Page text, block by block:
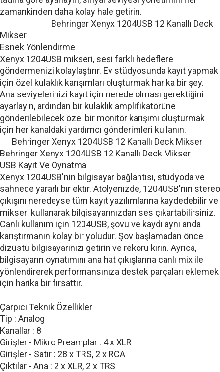
zamankinden daha kolay hale getirin.
Behringer Xenyx 1204USB 12 Kanallı Deck
Mikser
Esnek Yönlendirme
Xenyx 1204USB mikseri, sesi farklı hedeflere
göndermenizi kolaylaştırır. Ev stüdyosunda kayıt yapmak
için özel kulaklık karışımları oluşturmak harika bir şey.
Ana seviyelerinizi kayıt için nerede olması gerektiğini
ayarlayın, ardından bir kulaklık amplifikatörüne
gönderilebilecek özel bir monitör karışımı oluşturmak
için her kanaldaki yardımcı gönderimleri kullanın.
Behringer Xenyx 1204USB 12 Kanallı Deck Mikser
Behringer Xenyx 1204USB 12 Kanallı Deck Mikser
USB Kayıt Ve Oynatma
Xenyx 1204USB'nin bilgisayar bağlantısı, stüdyoda ve
sahnede yararlı bir ektir. Atölyenizde, 1204USB'nin stereo
çıkışını neredeyse tüm kayıt yazılımlarına kaydedebilir ve
mikseri kullanarak bilgisayarınızdan ses çıkartabilirsiniz.
Canlı kullanım için 1204USB, şovu ve kaydı aynı anda
karıştırmanın kolay bir yoludur. Şov başlamadan önce
dizüstü bilgisayarınızı getirin ve rekoru kırın. Ayrıca,
bilgisayarın oynatımını ana hat çıkışlarına canlı mix ile
yönlendirerek performansınıza destek parçaları eklemek
için harika bir fırsattır.
Çarpıcı Teknik Özellikler
Tip : Analog
Kanallar : 8
Girişler - Mikro Preamplar : 4 x XLR
Girişler - Satır : 28 x TRS, 2 x RCA
Çıktılar - Ana : 2 x XLR, 2 x TRS